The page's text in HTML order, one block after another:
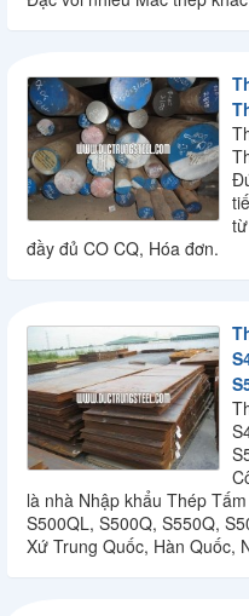
đầy đủ CO CQ, Hóa đơn.
là nhà Nhập khẩu Thép
S500QL, S500Q, S550Q,
Xứ Trung Quốc, Hàn Quốc,